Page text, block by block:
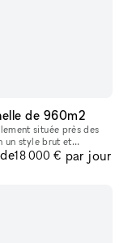
de 960m2
située près des
un style brut et
une luminosité remarquable. Les murs bruts et
18 000 € par jour